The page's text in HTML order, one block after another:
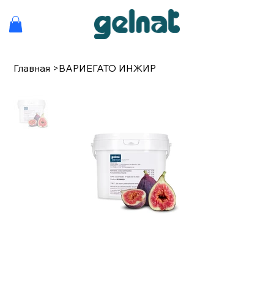
Главная >ВАРИЕГАТО ИНЖИР